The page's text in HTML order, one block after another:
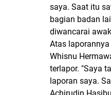
saya. Saat itu
bagian badan
diwancarai
Atas
Whisnu
terlapor. "Saya
laporan saya.